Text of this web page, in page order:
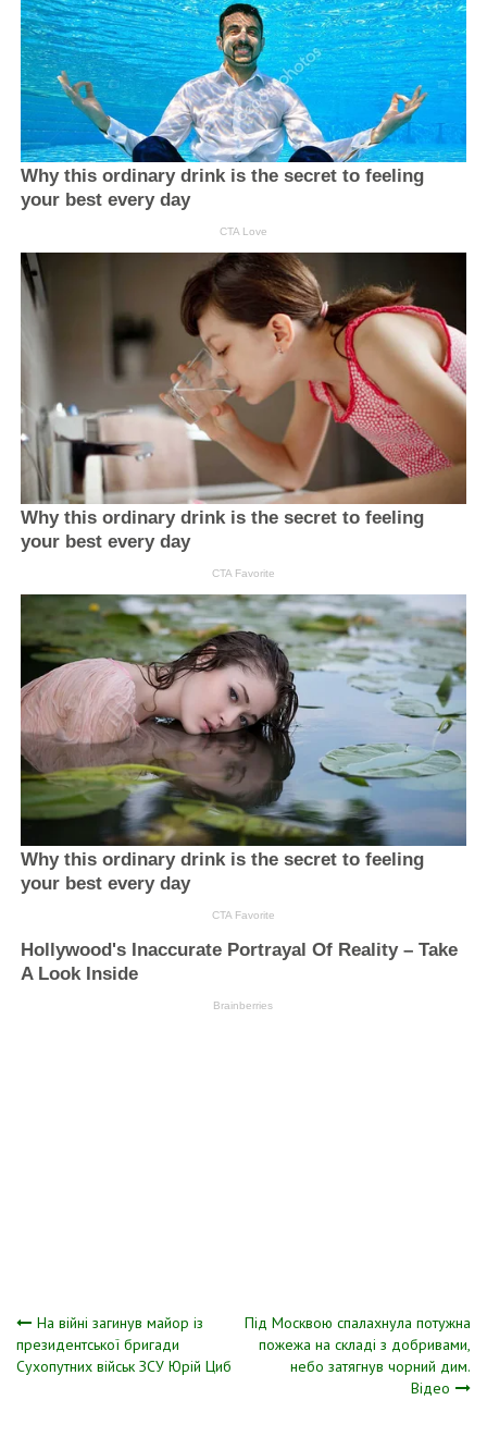
Навігація
записів
На війні загинув майор із
президентської бригади
Сухопутних військ ЗСУ Юрій Циб
Під Москвою спалахнула потужна
пожежа на складі з добривами,
небо затягнув чорний дим.
Відео